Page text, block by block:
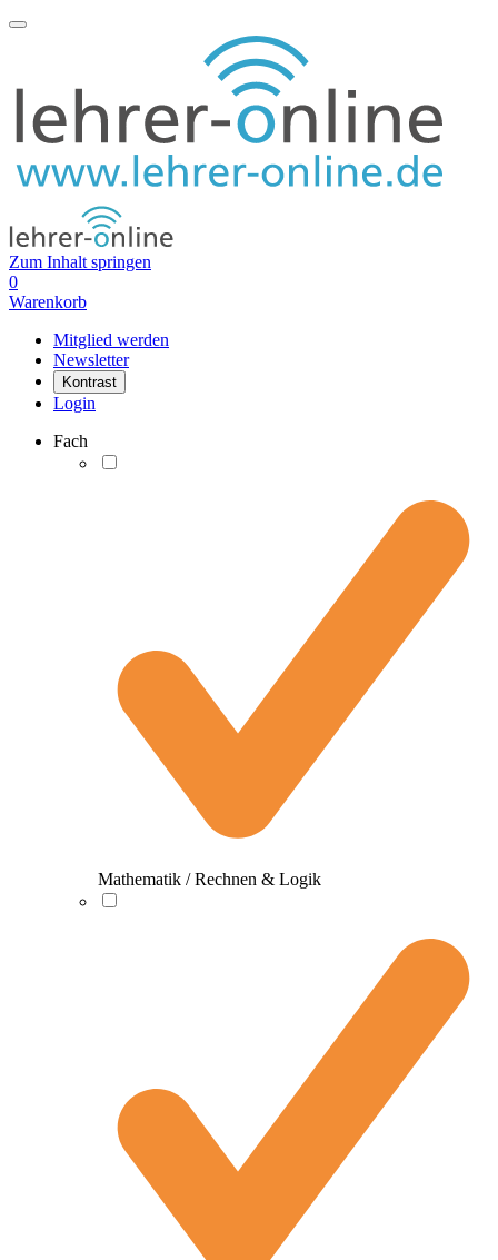
Zum Inhalt springen
0
Warenkorb
Mitglied werden
Newsletter
Kontrast
Login
Fach
Mathematik / Rechnen & Logik